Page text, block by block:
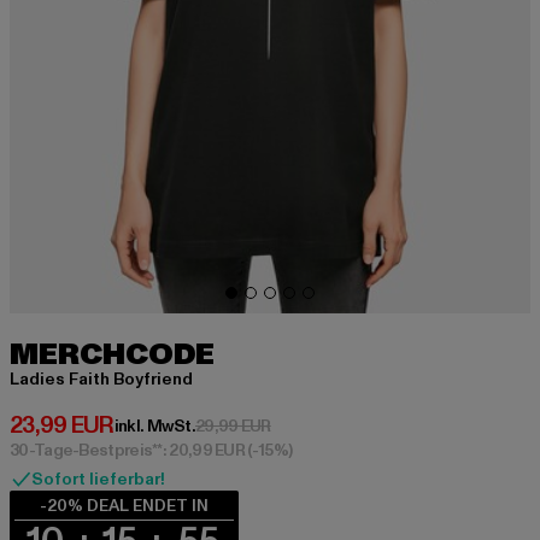
MERCHCODE
Ladies Faith Boyfriend
23,99 EUR
Derzeitiger Preis: 23,99 EUR
inkl. MwSt.29,99 EURAktionspreis: 29,99 EUR
30-Tage-Bestpreis**: 20,99 EUR(-15%)
Sofort lieferbar!
-20% DEAL ENDET IN